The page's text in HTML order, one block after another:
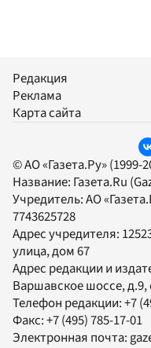
Редакция
Реклама
Карта сайта
© АО «Газета.Ру» (1999-
Название: Газета.Ru
Учредитель:АО
7743625728
Адрес учредителя:
улица, дом 67
Адрес редакции и
Варшавское шоссе, д.9,
Телефон редакции:+7
Факс:+7 (495) 785-17-01
Электронная почта: